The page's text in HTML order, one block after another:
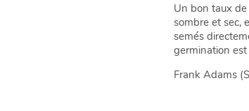
Un bon taux de
sombre et sec,
semés
germination est
Frank Adams